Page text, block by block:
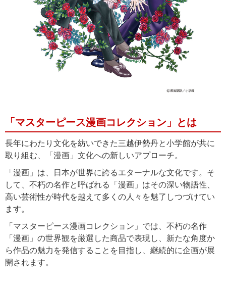
「マスターピース漫画コレクション」とは
長年にわたり文化を紡いできた三越伊勢丹と小学館が共に
取り組む、「漫画」文化への新しいアプローチ。
「漫画」は、日本が世界に誇るエターナルな文化です。そ
して、不朽の名作と呼ばれる「漫画」はその深い物語性、
高い芸術性が時代を越えて多くの人々を魅了しつづけてい
ます。
「マスターピース漫画コレクション」では、不朽の名作
「漫画」の世界観を厳選した商品で表現し、新たな角度か
ら作品の魅力を発信することを目指し、継続的に企画が展
開されます。